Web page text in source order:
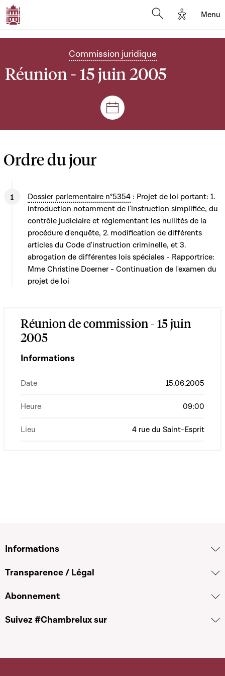
Options
Menu
Commission juridique
Réunion - 15 juin 2005
Séances et réunions
Ordre du jour
Dossier parlementaire n°5354 : Projet de loi portant: 1.
introduction notamment de l'instruction simplifiée, du
contrôle judiciaire et réglementant les nullités de la
procédure d'enquête, 2. modification de différents
articles du Code d'instruction criminelle, et 3.
abrogation de différentes lois spéciales - Rapportrice:
Mme Christine Doerner - Continuation de l'examen du
projet de loi
Réunion de commission - 15 juin
2005
Informations
Date 15.06.2005
Heure 09:00
Lieu 4 rue du Saint-Esprit
Informations
Transparence / Légal
Abonnement
Suivez #Chambrelux sur